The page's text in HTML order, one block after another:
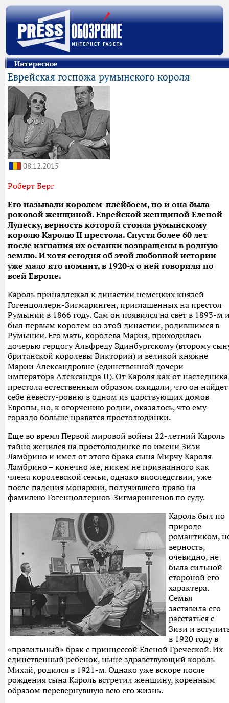
Интересное
Еврейская госпожа румынского короля
08.12.2015
Роберт Берг
Его называли королем-плейбоем, но и она была
роковой женщиной. Еврейской женщиной Еленой
Лупеску, верность которой стоила румынскому
королю Каролю II престола. Спустя более 60 лет
после изгнания их останки возвращены в родную
землю. И хотя сегодня об этой любовной истории
уже мало кто помнит, в 1920-х о ней говорили по
всей Европе.
Кароль принадлежал к династии немецких князей
Гогенцоллерн-Зигмаринген, приглашенных на престол
Румынии в 1866 году. Сам он появился на свет в 1893-м
был первым королем из этой династии, родившимся в
Румынии. Его мать, королева Мария, приходилась
дочерью герцогу Альфреду Эдинбургскому (второму
британской королевы Виктории) и великой княжне
Марии Александровне (единственной дочери
императора Александра II). От Кароля как от наследника
престола естественным образом ожидали, что он найдет
себе невесту-ровню в одном из царствующих домов
Европы, но, к огорчению родни, оказалось, что ему
гораздо больше нравятся простолюдинки.
Еще во время Первой мировой войны 22-летний Кароль
тайно женился на простолюдинке по имени Зизи
Ламбрино и имел от этого брака сына Мирчу Кароля
Ламбрино – конечно же, никем не признанного как
члена королевской семьи, однако впоследствии, уже
после падения монархии, получившего право на
фамилию Гогенцоллернов-Зигмарингенов по суду.
Кароль был по
природе
романтиком,
верность,
очевидно, не
была сильной
стороной его
характера.
Семья
заставила его
расстаться с
Зизи и
в 1920 году в
«правильный» брак с принцессой Еленой Греческой. Их
единственный ребенок, ныне здравствующий король
Михай, родился в 1921-м. Однако уже вскоре после
рождения сына Кароль встретил женщину, коренным
образом перевернувшую всю его жизнь.